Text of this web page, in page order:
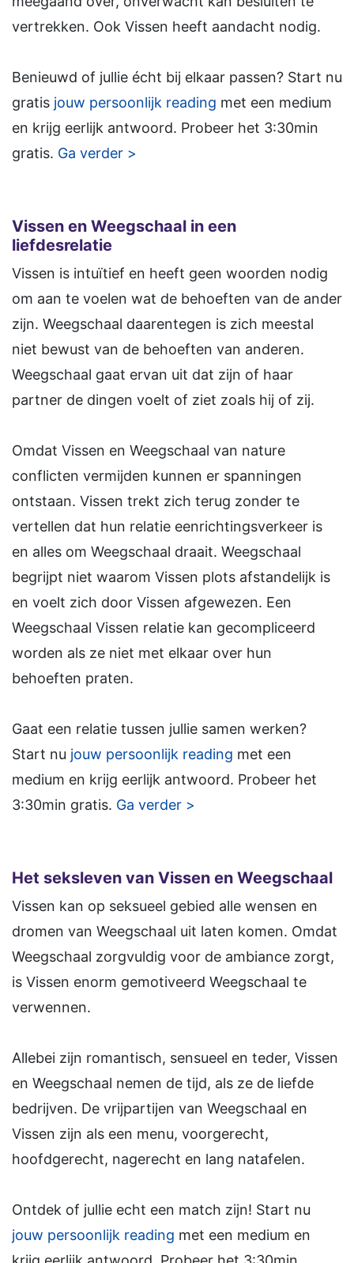
vertrekken. Ook Vissen heeft aandacht nodig.
Benieuwd of jullie écht bij elkaar passen? Start nu
gratis jouw persoonlijk reading met een medium
en krijg eerlijk antwoord. Probeer het 3:30min
gratis. Ga verder >
Vissen en Weegschaal in een
liefdesrelatie
Vissen is intuïtief en heeft geen woorden nodig
om aan te voelen wat de behoeften van de ander
zijn. Weegschaal daarentegen is zich meestal
niet bewust van de behoeften van anderen.
Weegschaal gaat ervan uit dat zijn of haar
partner de dingen voelt of ziet zoals hij of zij.
Omdat Vissen en Weegschaal van nature
conflicten vermijden kunnen er spanningen
ontstaan. Vissen trekt zich terug zonder te
vertellen dat hun relatie eenrichtingsverkeer is
en alles om Weegschaal draait. Weegschaal
begrijpt niet waarom Vissen plots afstandelijk is
en voelt zich door Vissen afgewezen. Een
Weegschaal Vissen relatie kan gecompliceerd
worden als ze niet met elkaar over hun
behoeften praten.
Gaat een relatie tussen jullie samen werken?
Start nu jouw persoonlijk reading met een
medium en krijg eerlijk antwoord. Probeer het
3:30min gratis. Ga verder >
Het seksleven van Vissen en Weegschaal
Vissen kan op seksueel gebied alle wensen en
dromen van Weegschaal uit laten komen. Omdat
Weegschaal zorgvuldig voor de ambiance zorgt,
is Vissen enorm gemotiveerd Weegschaal te
verwennen.
Allebei zijn romantisch, sensueel en teder, Vissen
en Weegschaal nemen de tijd, als ze de liefde
bedrijven. De vrijpartijen van Weegschaal en
Vissen zijn als een menu, voorgerecht,
hoofdgerecht, nagerecht en lang natafelen.
Ontdek of jullie echt een match zijn! Start nu
jouw persoonlijk reading met een medium en